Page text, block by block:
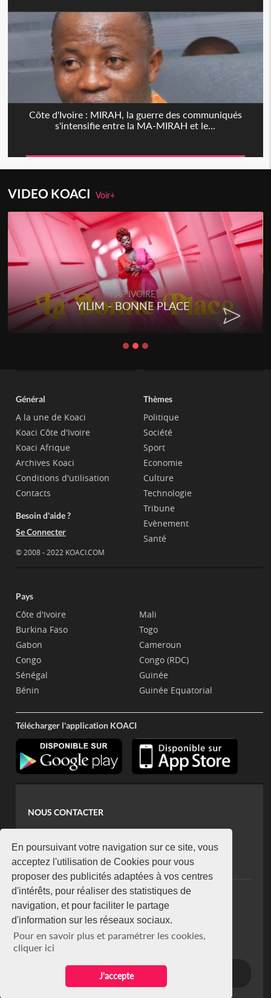
En poursuivant votre navigation sur ce site, vous
acceptez l'utilisation de Cookies pour vous
proposer des publicités adaptées à vos centres
d'intérêts, pour réaliser des statistiques de
navigation, et pour faciliter le partage
d'information sur les réseaux sociaux.
Pour en savoir plus et paramétrer les cookies,
cliquer ici
J'accepte
Côte d'Ivoire : MIRAH, la guerre des communiqués
s'intensifie entre la MA-MIRAH et le...
VIDEO KOACIVoir+
RAP IVOIRE
YILIM - BONNE PLACE
Général
A la une de Koaci
Koaci Côte d'Ivoire
Koaci Afrique
Archives Koaci
Conditions d'utilisation
Contacts
Besoin d'aide ?
Se Connecter
© 2008 - 2022 KOACI.COM
Thèmes
Politique
Société
Sport
Economie
Culture
Technologie
Tribune
Evènement
Santé
Pays
Côte d'Ivoire
Burkina Faso
Gabon
Congo
Sénégal
Bénin
Mali
Togo
Cameroun
Congo (RDC)
Guinée
Guinée Equatorial
Télécharger l'application KOACI
NOUS CONTACTER
koaci@yahoo.fr
+225 07 08 85 52 93
NEWSLETTER
Restez connecté via notre newsletter
S'abonner
Se désabonner